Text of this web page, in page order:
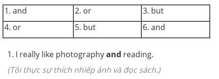
1. and
2. or
3. but
4. or
5. but 6. and
1. I really like photographyand reading.
(Tôi thực sự thích nhiếp ảnh và đọc sách.)